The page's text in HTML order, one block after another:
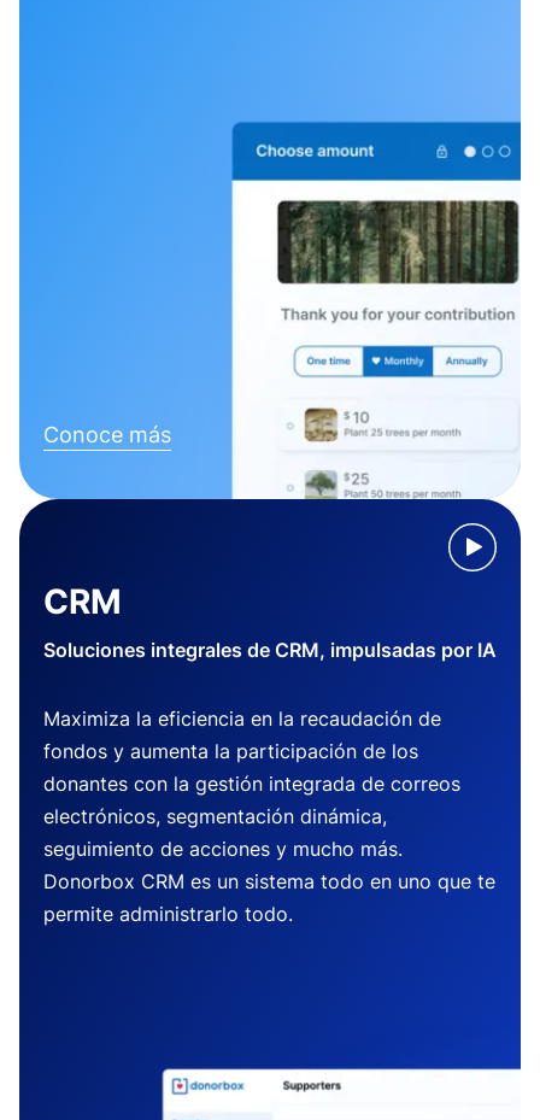
Conoce más
CRM
Soluciones integrales de CRM, impulsadas por IA
Maximiza la eficiencia en la recaudación de
fondos y aumenta la participación de los
donantes con la gestión integrada de correos
electrónicos, segmentación dinámica,
seguimiento de acciones y mucho más.
Donorbox CRM es un sistema todo en uno que te
permite administrarlo todo.